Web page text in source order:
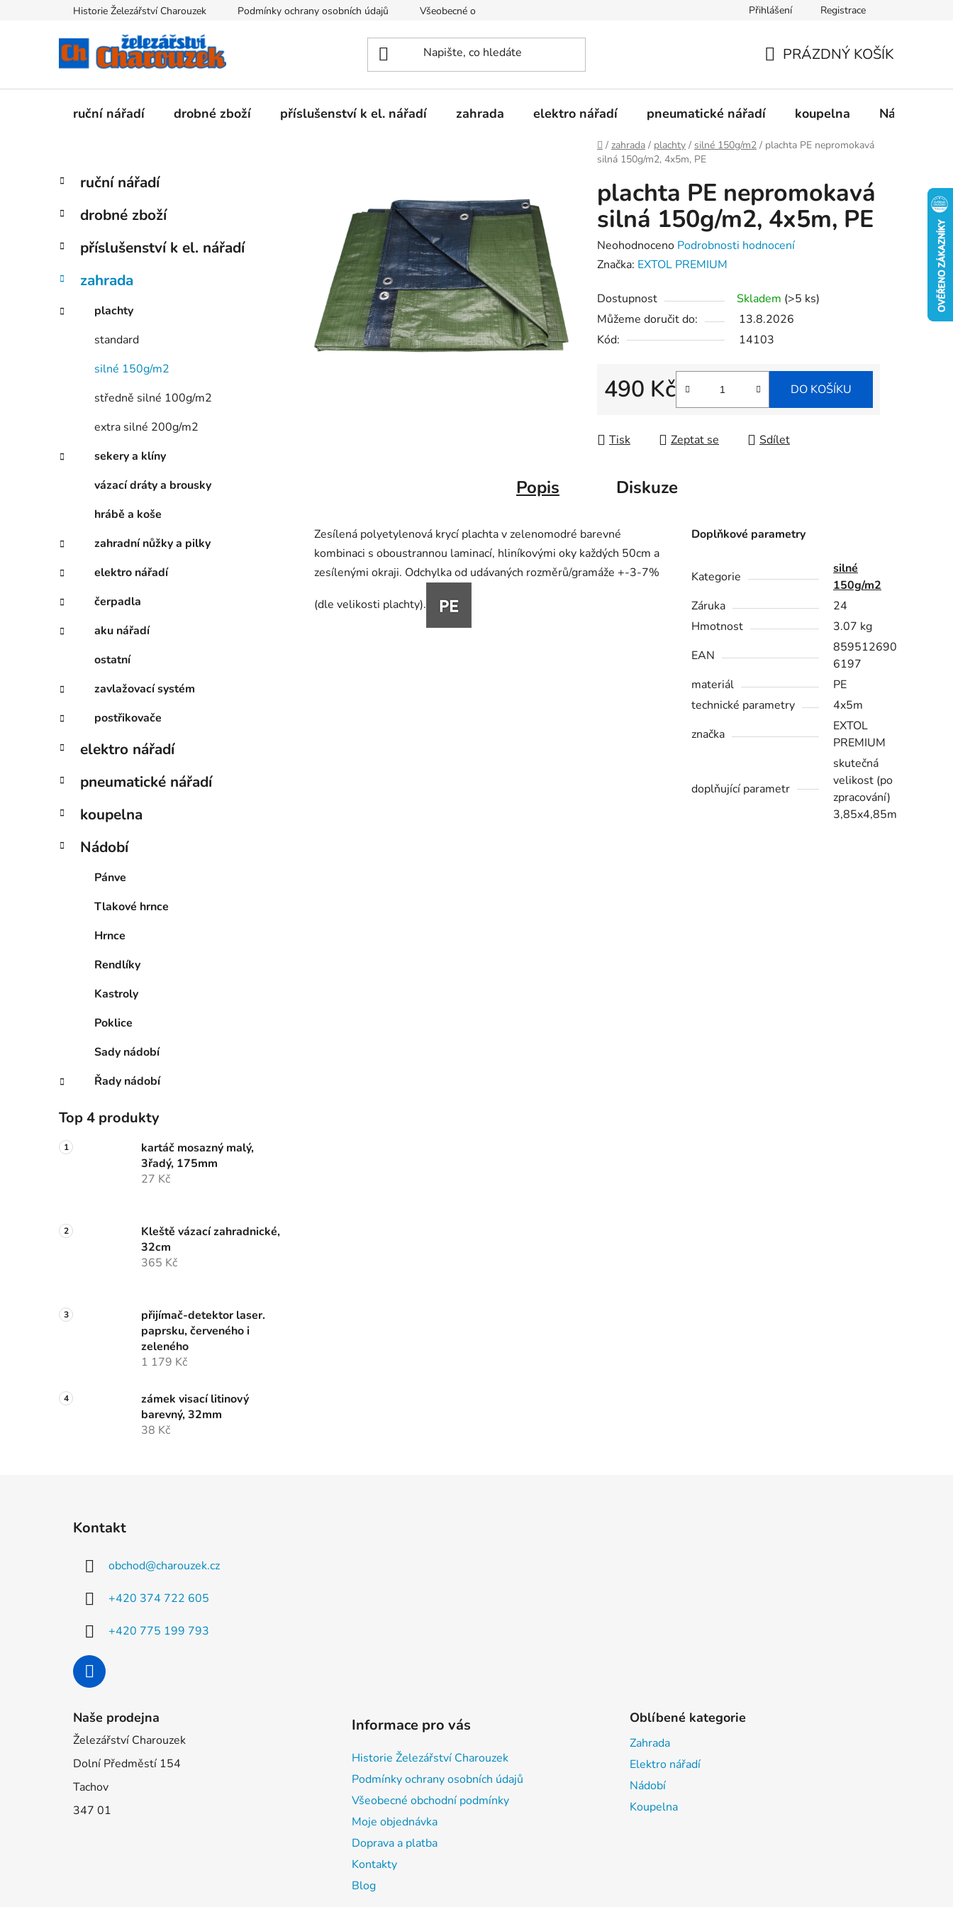
Historie Železářství Charouzek Podmínky ochrany osobních údajů Všeobecné obchodní podmínky Doprava a platba Kontakty
Přihlášení Registrace
KOŠÍK
PRÁZDNÝ KOŠÍK
ruční nářadí drobné zboží příslušenství k el. nářadí zahrada elektro nářadí pneumatické nářadí koupelna Nádobí
Domů
/ zahrada / plachty / silné 150g/m2 / plachta PE nepromokavá
silná 150g/m2, 4x5m, PE
P
s
r
n
n
í
Přeskočit
kategorie
K
a
e
o
i
ruční nářadí
drobné zboží
příslušenství k el. nářadí
zahrada
plachty
standard
silné 150g/m2
středně silné 100g/m2
extra silné 200g/m2
sekery a klíny
vázací dráty a brousky
hrábě a koše
zahradní nůžky a pilky
elektro nářadí
čerpadla
aku nářadí
ostatní
zavlažovací systém
postřikovače
elektro nářadí
pneumatické nářadí
koupelna
Nádobí
Pánve
Tlakové hrnce
Hrnce
Rendlíky
Kastroly
Poklice
Sady nádobí
Řady nádobí
Top 4 produkty
kartáč mosazný malý,
3řadý, 175mm
27 Kč
Kleště vázací zahradnické,
32cm
365 Kč
přijímač-detektor laser.
paprsku, červeného i
zeleného
1 179 Kč
zámek visací litinový
barevný, 32mm
38 Kč
plachta PE nepromokavá
silná 150g/m2, 4x5m, PE
Průměrné
hodnocení
je
0,0
z
hvězdiček.
Neohodnoceno Podrobnosti hodnocení
Značka: EXTOL PREMIUM
Dostupnost Skladem (>5 ks)
Můžeme doručit do:
13.8.2026
Kód:
14103
490 Kč DO KOŠÍKU
Tisk Zeptat se Sdílet
Popis Diskuze
Zesílená polyetylenová krycí plachta v zelenomodré barevné
kombinaci s oboustrannou laminací, hliníkovými oky každých 50cm a
zesílenými okraji. Odchylka od udávaných rozměrů/gramáže +-3-7%
(dle velikosti plachty).
Doplňkové parametry
Kategorie
silné
150g/m2
Záruka
24
Hmotnost
3.07 kg
EAN
859512690
6197
materiál
PE
technické parametry
4x5m
značka
EXTOL
PREMIUM
doplňující parametr
skutečná
velikost (po
zpracování)
3,85x4,85m
Kontakt
obchod@charouzek.cz
+420 374 722 605
+420 775 199 793
Naše prodejna
Železářství Charouzek
Dolní Předměstí 154
Tachov
347 01
Informace pro vás
Historie Železářství Charouzek
Podmínky ochrany osobních údajů
Všeobecné obchodní podmínky
Moje objednávka
Doprava a platba
Kontakty
Blog
Oblíbené kategorie
Zahrada
Elektro nářadí
Nádobí
Koupelna